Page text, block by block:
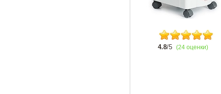
4.8/5 (24 оценки)